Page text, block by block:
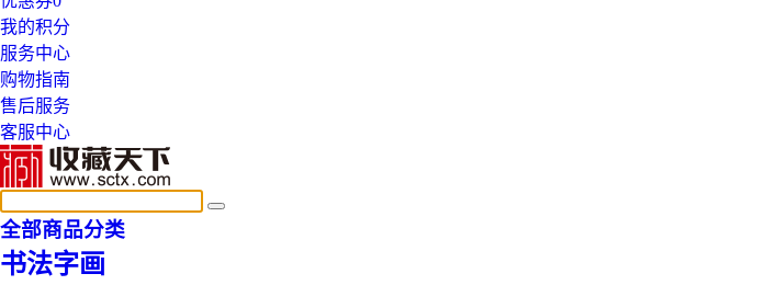
我的积分
服务中心
购物指南
售后服务
客服中心
全部商品分类
书法字画